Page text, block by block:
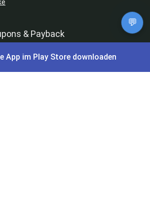
& Payback
💬
App im Play Store downloaden